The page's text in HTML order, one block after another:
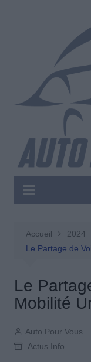
Accueil 2024
Le Partage de
Le
Mobilité
Auto Pour Vous
Actus Info